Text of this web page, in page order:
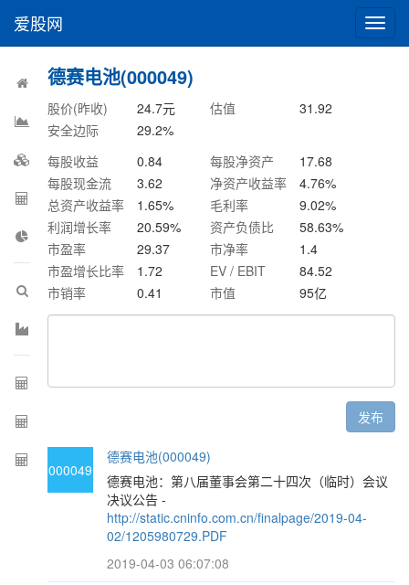
切
换
爱股网
德赛电池(000049)
股价(昨收) 24.7元 估值
31.92
安全边际
29.2%
每股收益
0.84 每股净资产
17.68
每股现金流
3.62 净资产收益率 4.76%
总资产收益率
1.65% 毛利率 9.02%
利润增长率
20.59% 资产负债比 58.63%
市盈率
29.37 市净率
1.4
市盈增长比率
1.72 EV / EBIT
84.52
市销率
0.41 市值 95亿
发布
000049
德赛电池(000049)
德赛电池：第八届董事会第二十四次（临时）会议
决议公告 -
http://static.cninfo.com.cn/finalpage/2019-04-
02/1205980729.PDF
2019-04-03 06:07:08